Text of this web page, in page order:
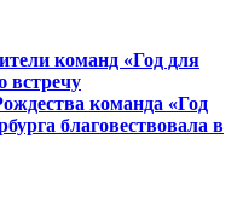
команд «Год для
встречу
команда «Год
благовествовала в